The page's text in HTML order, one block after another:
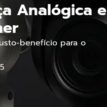
Analógica e
benefício para o